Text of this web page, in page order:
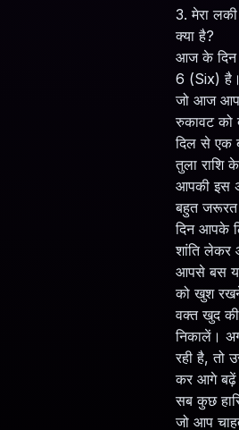
3. मेरा
क्या है?
आज के दिन
6 (Six)
जो आज
रुकावट को
दिल से एक
तुला राशि
आपकी इस
बहुत
दिन आपके
शांति
आपसे बस
को खुश
वक्त खुद
निकालें।
रही है, तो
कर आगे
सब कुछ
जो आप